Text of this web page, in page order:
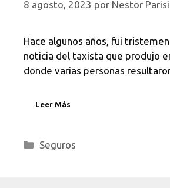
8 agosto, 2023 por Nestor Parisi
Hace algunos años, fui
noticia del taxista que produjo
donde varias personas
Leer Más
Categorías
Seguros